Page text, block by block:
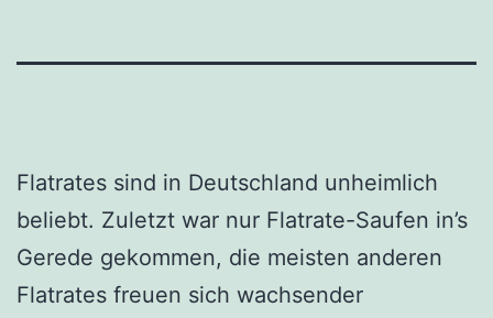
Flatrates sind in Deutschland unheimlich
beliebt. Zuletzt war nur Flatrate-Saufen in’s
Gerede gekommen, die meisten anderen
Flatrates freuen sich wachsender